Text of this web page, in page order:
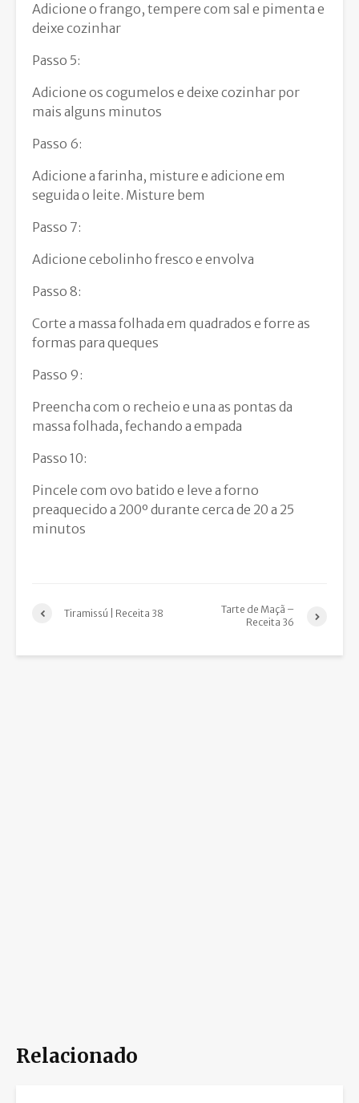
Adicione o frango, tempere com sal e pimenta e
deixe cozinhar
Passo 5:
Adicione os cogumelos e deixe cozinhar por
mais alguns minutos
Passo 6:
Adicione a farinha, misture e adicione em
seguida o leite. Misture bem
Passo 7:
Adicione cebolinho fresco e envolva
Passo 8:
Corte a massa folhada em quadrados e forre as
formas para queques
Passo 9:
Preencha com o recheio e una as pontas da
massa folhada, fechando a empada
Passo 10:
Pincele com ovo batido e leve a forno
preaquecido a 200º durante cerca de 20 a 25
minutos
Tiramissú | Receita 38
Tarte de Maçã –
Receita 36
Relacionado